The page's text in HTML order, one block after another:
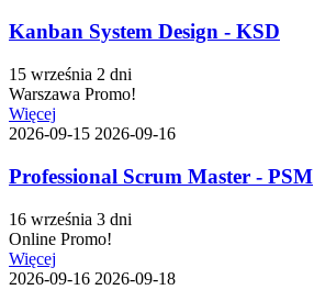
Kanban System Design - KSD
15 września 2 dni
Warszawa Promo!
Więcej
2026-09-15 2026-09-16
Professional Scrum Master - PSM
16 września 3 dni
Online Promo!
Więcej
2026-09-16 2026-09-18